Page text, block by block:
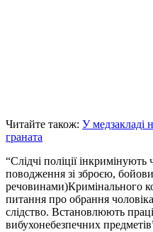
Читайте також: У медзакладі
граната
“Слідчі поліції
поводження зі зброєю,
речовинами)Кримінального
питання про обрання
слідство. Встановлюють
вибухонебезпечних